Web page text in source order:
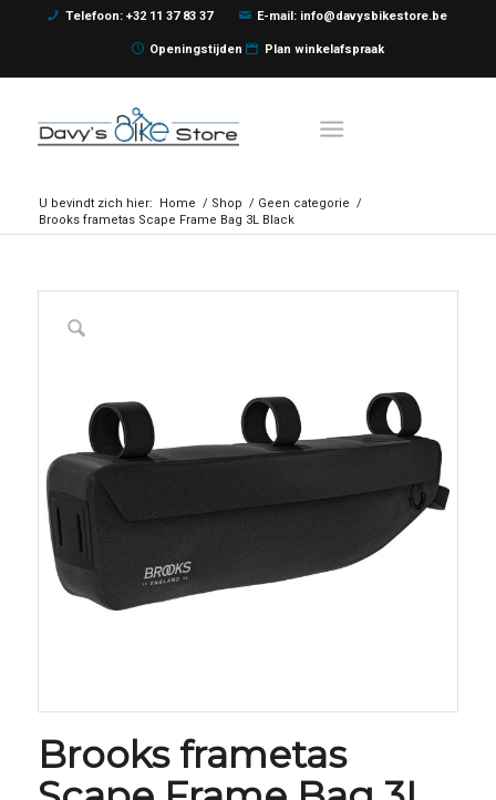
Telefoon: +32 11 37 83 37 E-mail: info@davysbikestore.be
Openingstijden Plan winkelafspraak
U bevindt zich hier: Home / Shop / Geen categorie /
Brooks frametas Scape Frame Bag 3L Black
Brooks frametas